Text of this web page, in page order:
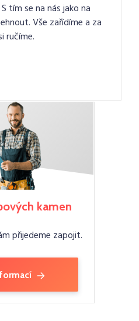
tím se na nás jako na
Vše zařídíme a za
ručíme.
kamen
přijedeme zapojit.